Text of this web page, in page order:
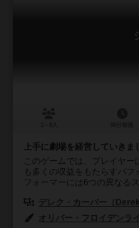
上手に劇場を経営していきま
このゲームでは、プレイヤ
も多くの収益をもたらすパ
フォーマーには6つの異なる
デレク・カーバー（
オリバー・フロイデンラ